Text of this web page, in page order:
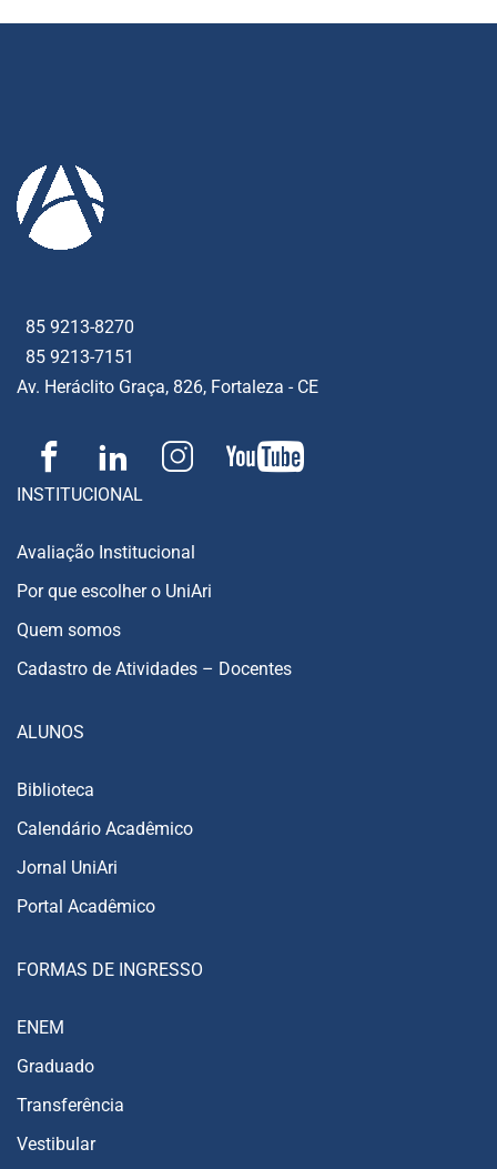
85 9213-8270
85 9213-7151
Av. Heráclito Graça, 826, Fortaleza - CE
INSTITUCIONAL
Avaliação Institucional
Por que escolher o UniAri
Quem somos
Cadastro de Atividades – Docentes
ALUNOS
Biblioteca
Calendário Acadêmico
Jornal UniAri
Portal Acadêmico
FORMAS DE INGRESSO
ENEM
Graduado
Transferência
Vestibular